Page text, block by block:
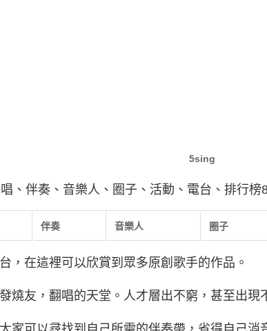
5sing
、伴奏、音樂人、圈子、活動、電台、排行榜
伴奏 音樂人 圈子
，在這裡可以欣賞到眾多原創歌手的作品。
燒友，翻唱的天堂。人才層出不窮，甚至出現